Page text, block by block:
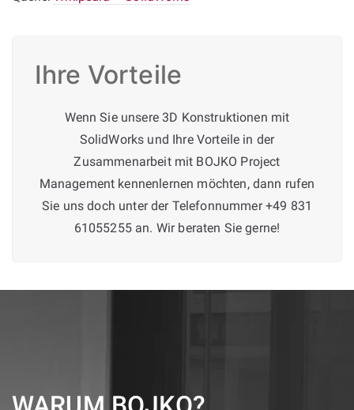
Ihre Vorteile
Wenn Sie unsere 3D Konstruktionen mit
SolidWorks und Ihre Vorteile in der
Zusammenarbeit mit BOJKO Project
Management kennenlernen möchten, dann rufen
Sie uns doch unter der Telefonnummer +49 831
61055255 an. Wir beraten Sie gerne!